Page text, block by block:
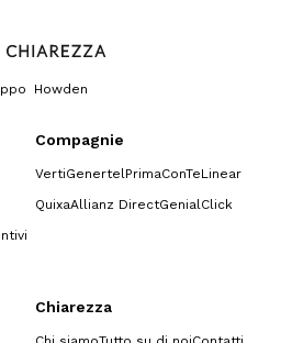
Howden
Compagnie
VertiGenertelPrimaConTeLinear
QuixaAllianz DirectGenialClick
Chiarezza